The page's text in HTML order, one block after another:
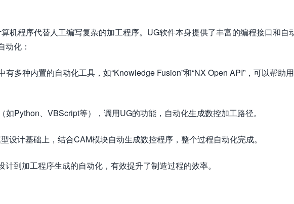
机程序代替人工编写复杂的加工程序。UG软件本身提供了丰富的编程接口和自
动化：
有多种内置的自动化工具，如“Knowledge Fusion”和“NX Open API”，可以帮助
如Python、VBScript等），调用UG的功能，自动化生成数控加工路径。
设计基础上，结合CAM模块自动生成数控程序，整个过程自动化完成。
到加工程序生成的自动化，有效提升了制造过程的效率。